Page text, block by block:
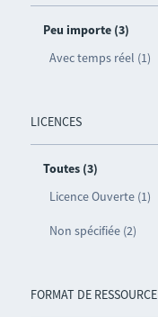
Peu importe (3)
Avec temps réel (1)
LICENCES
Toutes (3)
Licence Ouverte (1)
Non spécifiée (2)
FORMAT DE RESSOURCE